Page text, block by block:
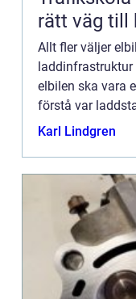
rätt väg till
Allt fler väljer
laddinfrastruktur
elbilen ska vara
förstå var
och vilka
Karl Lindgren